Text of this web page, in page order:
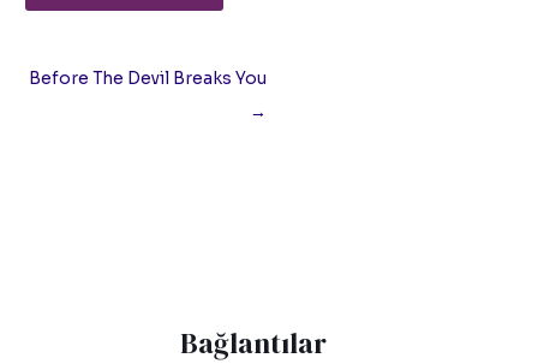
Before The Devil Breaks You
→
Bağlantılar